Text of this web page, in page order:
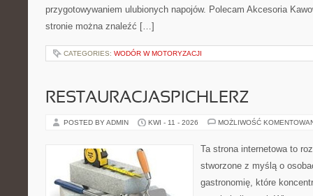
przygotowywaniem ulubionych napojów. Polecam Akcesoria
stronie można znaleźć […]
CATEGORIES: WODÓR W MOTORYZACJI
RESTAURACJASPICHLERZ
POSTED BY ADMIN KWI - 11 - 2026 MOŻLIWOŚĆ
Ta strona internetowa to
stworzone z myślą o
gastronomię, które